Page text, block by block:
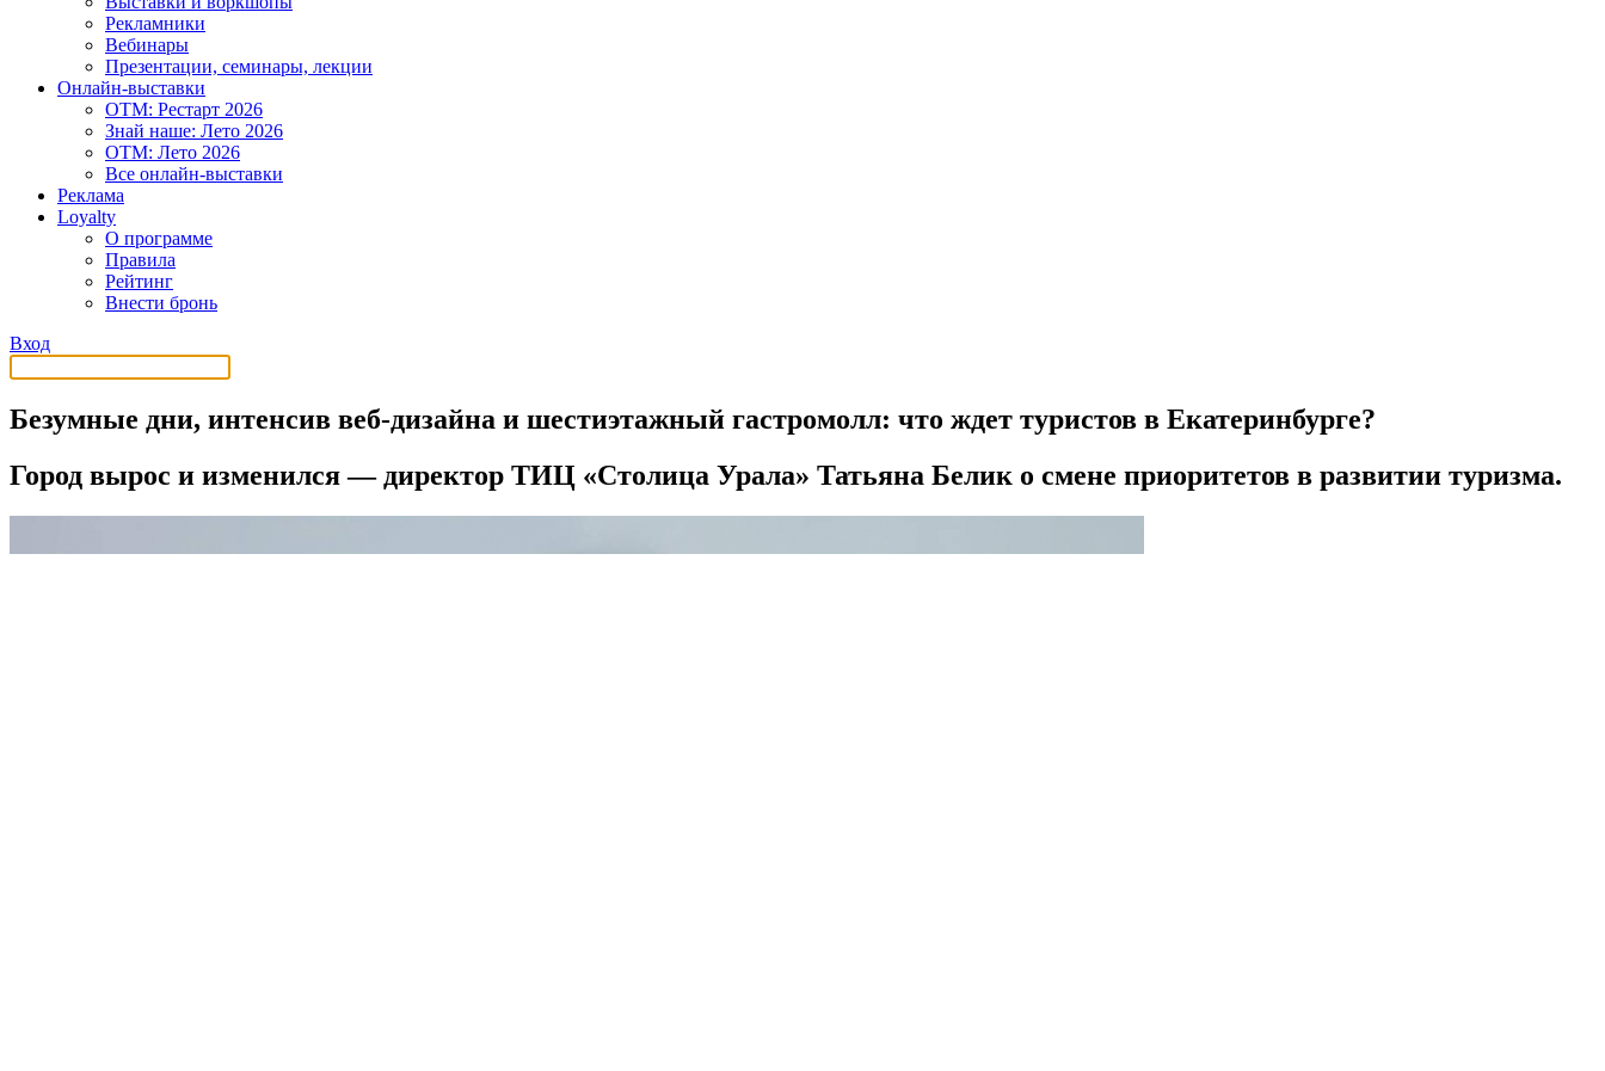
Рекламники
Вебинары
Презентации, семинары, лекции
Онлайн-выставки
OTM: Рестарт 2026
Знай наше: Лето 2026
OTM: Лето 2026
Все онлайн-выставки
Реклама
Loyalty
О программе
Правила
Рейтинг
Внести бронь
Вход
Безумные дни, интенсив веб-дизайна и шестиэтажный гастромолл: что ждет туристов в Екатеринбурге?
Город вырос и изменился — директор ТИЦ «Столица Урала» Татьяна Белик о смене приоритетов в развитии туризма.